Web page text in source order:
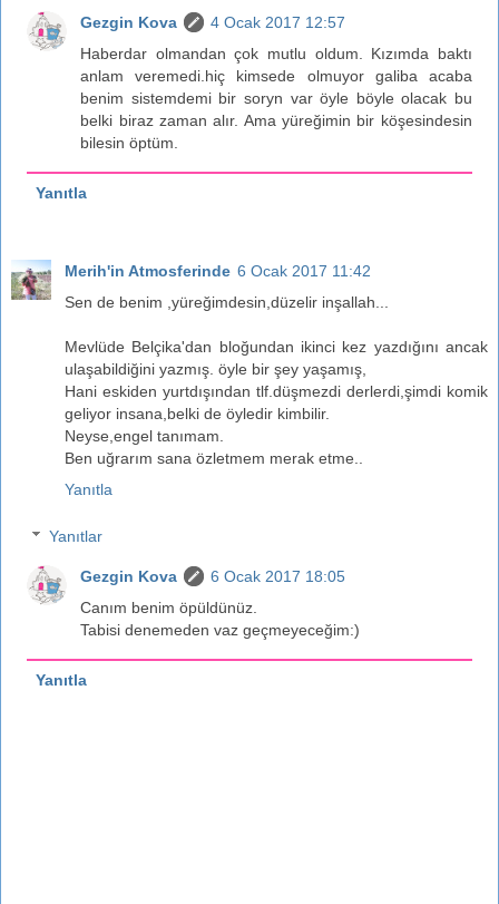
Gezgin Kova
4 Ocak 2017 12:57
Haberdar olmandan çok mutlu oldum. Kızımda baktı
anlam veremedi.hiç kimsede olmuyor galiba acaba
benim sistemdemi bir soryn var öyle böyle olacak bu
belki biraz zaman alır. Ama yüreğimin bir köşesindesin
bilesin öptüm.
Yanıtla
Merih'in Atmosferinde 6 Ocak 2017 11:42
Sen de benim ,yüreğimdesin,düzelir inşallah...
Mevlüde Belçika'dan bloğundan ikinci kez yazdığını ancak
ulaşabildiğini yazmış. öyle bir şey yaşamış,
Hani eskiden yurtdışından tlf.düşmezdi derlerdi,şimdi komik
geliyor insana,belki de öyledir kimbilir.
Neyse,engel tanımam.
Ben uğrarım sana özletmem merak etme..
Yanıtla
Yanıtlar
Gezgin Kova
6 Ocak 2017 18:05
Canım benim öpüldünüz.
Tabisi denemeden vaz geçmeyeceğim:)
Yanıtla